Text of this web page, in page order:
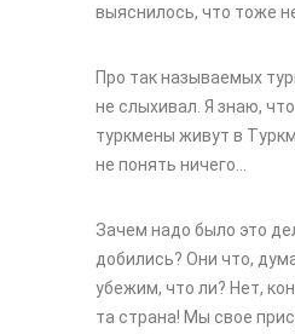
выяснилось, что тоже
Про так называемых
не слыхивал. Я знаю,
туркмены живут в
не понять ничего…
Зачем надо было это
добились? Они что,
убежим, что ли? Нет,
та страна! Мы свое